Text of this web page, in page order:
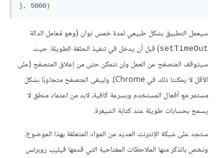
},
5000)
سيعمل التطبيق بشكل طبيعي لمدة خمس ثوان (وهو مُعامل الدالة
setTimeOut) قبل أن يدخل في تنفيذ الحلقة الطويلة. حيث
سيتوقف المتصفح عن العمل ولن نتمكن حتى من إغلاق المتصفح (على
الأقل لا يمكننا ذلك في Chrome). وليبقى المتصفح متجاوبًا بشكل
مستمر مع أفعال المستخدم وبسرعة كافية، لابد من اعتماد منطق لا
يسمح بحسابات طويلة عند كتابة الشيفرة.
ستجد على شبكة الإنترنت العديد من المواد المتعلقة بهذا الموضوع،
ونخص بالذكر منها الملاحظات المفتاحية التي قدمها فيليب روبرتس